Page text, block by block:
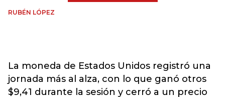
RUBÉN LÓPEZ
La moneda de Estados Unidos registró una
jornada más al alza, con lo que ganó otros
$9,41 durante la sesión y cerró a un precio